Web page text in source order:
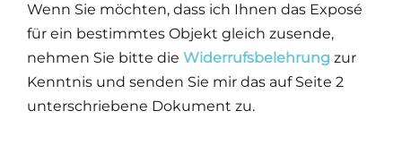
Wenn Sie möchten, dass ich Ihnen das Exposé
für ein bestimmtes Objekt gleich zusende,
nehmen Sie bitte die Widerrufsbelehrung zur
Kenntnis und senden Sie mir das auf Seite 2
unterschriebene Dokument zu.